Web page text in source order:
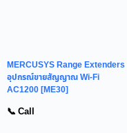
MERCUSYS Range Extenders
อุปกรณ์ขายสัญญาณ Wi-Fi
AC1200 [ME30]
📞 Call